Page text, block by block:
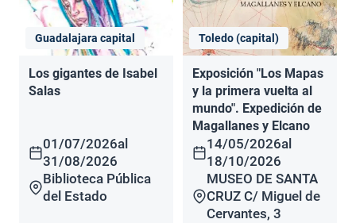
Guadalajara capital
Los gigantes de Isabel
Salas
01/07/2026al
31/08/2026
Biblioteca Pública
del Estado
Toledo (capital)
Exposición "Los Mapas
y la primera vuelta al
mundo". Expedición de
Magallanes y Elcano
14/05/2026al
18/10/2026
MUSEO DE SANTA
CRUZ C/ Miguel de
Cervantes, 3